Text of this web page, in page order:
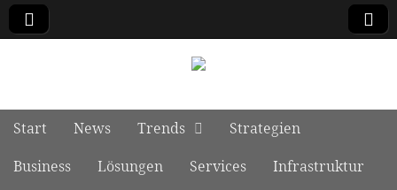
Main menu
Skip to content
Start News Trends
Strategien
Business
Lösungen Services
Infrastruktur